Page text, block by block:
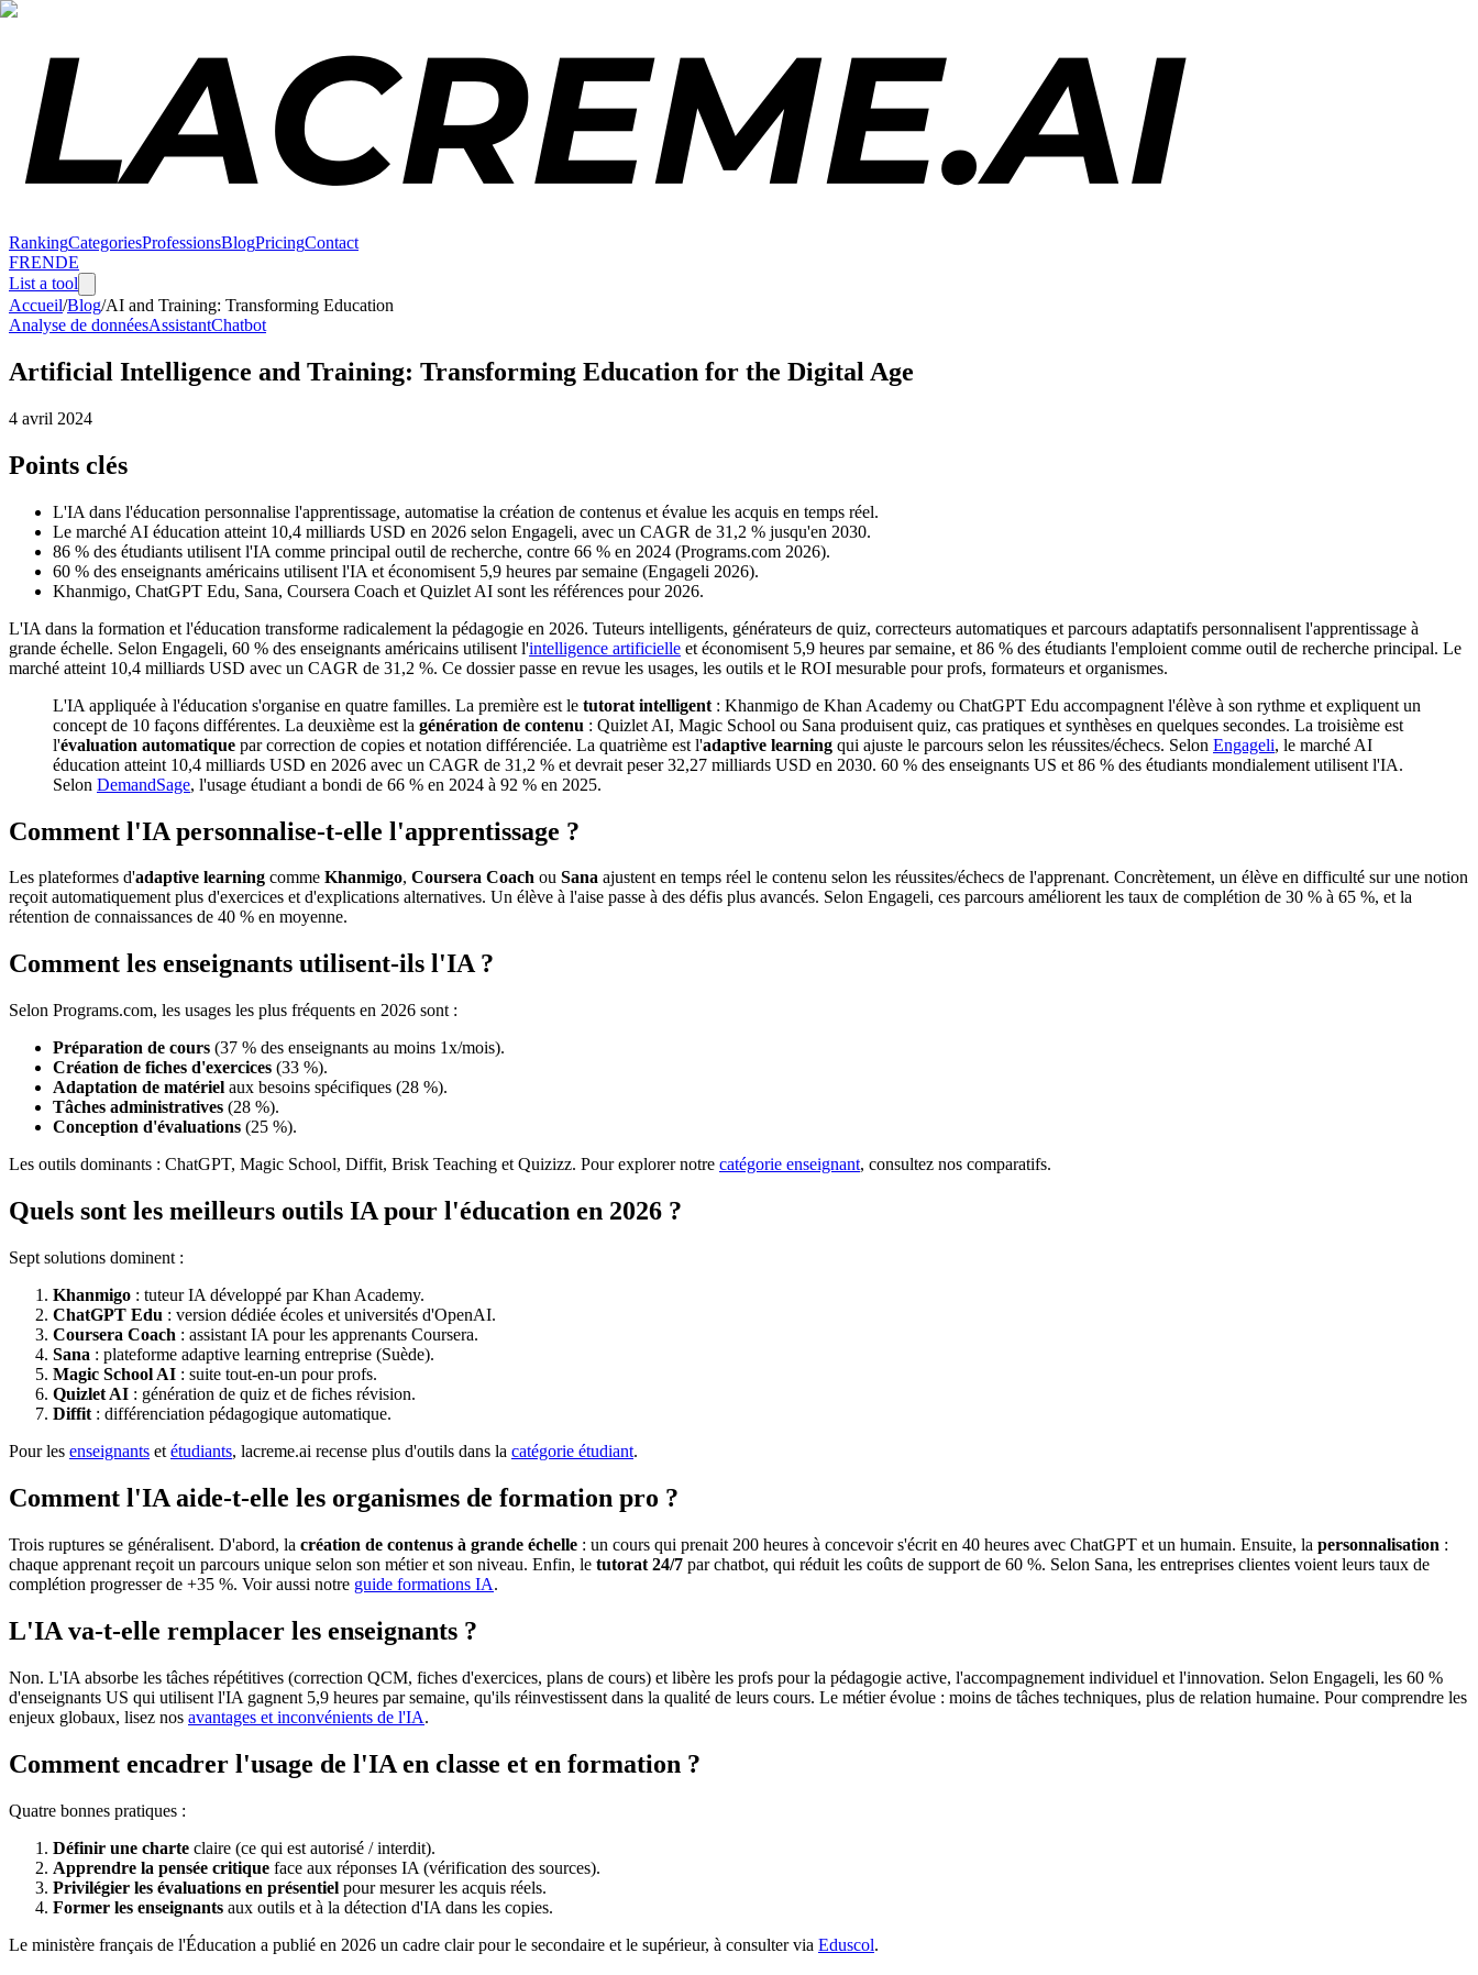
RankingCategoriesProfessionsBlogPricingContact
FRENDE
List a tool
Accueil/Blog/AI and Training: Transforming Education
Analyse de donnéesAssistantChatbot
Artificial Intelligence and Training: Transforming Education for the Digital Age
4 avril 2024
Points clés
L'IA dans l'éducation personnalise l'apprentissage, automatise la création de contenus et évalue les acquis en temps réel.
Le marché AI éducation atteint 10,4 milliards USD en 2026 selon Engageli, avec un CAGR de 31,2 % jusqu'en 2030.
86 % des étudiants utilisent l'IA comme principal outil de recherche, contre 66 % en 2024 (Programs.com 2026).
60 % des enseignants américains utilisent l'IA et économisent 5,9 heures par semaine (Engageli 2026).
Khanmigo, ChatGPT Edu, Sana, Coursera Coach et Quizlet AI sont les références pour 2026.
L'IA dans la formation et l'éducation transforme radicalement la pédagogie en 2026. Tuteurs intelligents, générateurs de quiz, correcteurs automatiques et parcours adaptatifs personnalisent l'apprentissage à
grande échelle. Selon Engageli, 60 % des enseignants américains utilisent l'intelligence artificielle et économisent 5,9 heures par semaine, et 86 % des étudiants l'emploient comme outil de recherche principal. Le
marché atteint 10,4 milliards USD avec un CAGR de 31,2 %. Ce dossier passe en revue les usages, les outils et le ROI mesurable pour profs, formateurs et organismes.
L'IA appliquée à l'éducation s'organise en quatre familles. La première est le tutorat intelligent : Khanmigo de Khan Academy ou ChatGPT Edu accompagnent l'élève à son rythme et expliquent un
concept de 10 façons différentes. La deuxième est la génération de contenu : Quizlet AI, Magic School ou Sana produisent quiz, cas pratiques et synthèses en quelques secondes. La troisième est
l'évaluation automatique par correction de copies et notation différenciée. La quatrième est l'adaptive learning qui ajuste le parcours selon les réussites/échecs. Selon Engageli, le marché AI
éducation atteint 10,4 milliards USD en 2026 avec un CAGR de 31,2 % et devrait peser 32,27 milliards USD en 2030. 60 % des enseignants US et 86 % des étudiants mondialement utilisent l'IA.
Selon DemandSage, l'usage étudiant a bondi de 66 % en 2024 à 92 % en 2025.
Comment l'IA personnalise-t-elle l'apprentissage ?
Les plateformes d'adaptive learning comme Khanmigo, Coursera Coach ou Sana ajustent en temps réel le contenu selon les réussites/échecs de l'apprenant. Concrètement, un élève en difficulté sur une notion
reçoit automatiquement plus d'exercices et d'explications alternatives. Un élève à l'aise passe à des défis plus avancés. Selon Engageli, ces parcours améliorent les taux de complétion de 30 % à 65 %, et la
rétention de connaissances de 40 % en moyenne.
Comment les enseignants utilisent-ils l'IA ?
Selon Programs.com, les usages les plus fréquents en 2026 sont :
Préparation de cours (37 % des enseignants au moins 1x/mois).
Création de fiches d'exercices (33 %).
Adaptation de matériel aux besoins spécifiques (28 %).
Tâches administratives (28 %).
Conception d'évaluations (25 %).
Les outils dominants : ChatGPT, Magic School, Diffit, Brisk Teaching et Quizizz. Pour explorer notre catégorie enseignant, consultez nos comparatifs.
Quels sont les meilleurs outils IA pour l'éducation en 2026 ?
Sept solutions dominent :
Khanmigo : tuteur IA développé par Khan Academy.
ChatGPT Edu : version dédiée écoles et universités d'OpenAI.
Coursera Coach : assistant IA pour les apprenants Coursera.
Sana : plateforme adaptive learning entreprise (Suède).
Magic School AI : suite tout-en-un pour profs.
Quizlet AI : génération de quiz et de fiches révision.
Diffit : différenciation pédagogique automatique.
Pour les enseignants et étudiants, lacreme.ai recense plus d'outils dans la catégorie étudiant.
Comment l'IA aide-t-elle les organismes de formation pro ?
Trois ruptures se généralisent. D'abord, la création de contenus à grande échelle : un cours qui prenait 200 heures à concevoir s'écrit en 40 heures avec ChatGPT et un humain. Ensuite, la personnalisation :
chaque apprenant reçoit un parcours unique selon son métier et son niveau. Enfin, le tutorat 24/7 par chatbot, qui réduit les coûts de support de 60 %. Selon Sana, les entreprises clientes voient leurs taux de
complétion progresser de +35 %. Voir aussi notre guide formations IA.
L'IA va-t-elle remplacer les enseignants ?
Non. L'IA absorbe les tâches répétitives (correction QCM, fiches d'exercices, plans de cours) et libère les profs pour la pédagogie active, l'accompagnement individuel et l'innovation. Selon Engageli, les 60 %
d'enseignants US qui utilisent l'IA gagnent 5,9 heures par semaine, qu'ils réinvestissent dans la qualité de leurs cours. Le métier évolue : moins de tâches techniques, plus de relation humaine. Pour comprendre les
enjeux globaux, lisez nos avantages et inconvénients de l'IA.
Comment encadrer l'usage de l'IA en classe et en formation ?
Quatre bonnes pratiques :
Définir une charte claire (ce qui est autorisé / interdit).
Apprendre la pensée critique face aux réponses IA (vérification des sources).
Privilégier les évaluations en présentiel pour mesurer les acquis réels.
Former les enseignants aux outils et à la détection d'IA dans les copies.
Le ministère français de l'Éducation a publié en 2026 un cadre clair pour le secondaire et le supérieur, à consulter via Eduscol.